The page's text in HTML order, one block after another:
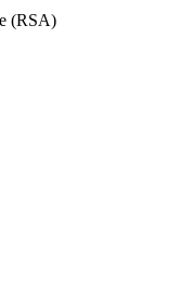
(RSA)